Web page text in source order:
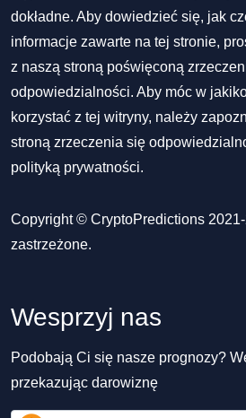
dokładne. Aby dowiedzieć się, jak
informacje zawarte na tej stronie,
z naszą stroną poświęconą
odpowiedzialności. Aby móc w
korzystać z tej witryny, należy
stroną zrzeczenia się
polityką prywatności.
Copyright © CryptoPredictions
zastrzeżone.
Wesprzyj nas
Podobają Ci się nasze prognozy?
przekazując darowiznę